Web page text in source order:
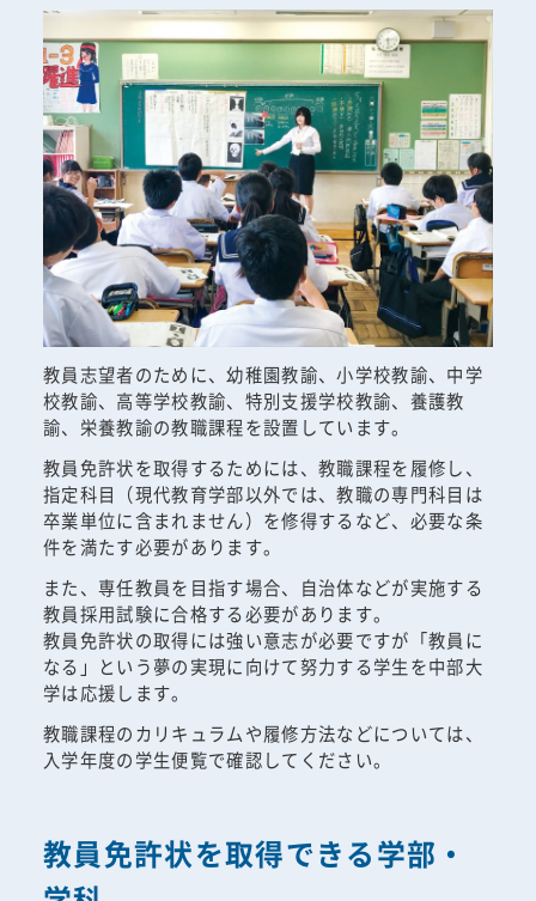
教員志望者のために、幼稚園教諭、小学校教諭、中学
校教諭、高等学校教諭、特別支援学校教諭、養護教
諭、栄養教諭の教職課程を設置しています。
教員免許状を取得するためには、教職課程を履修し、
指定科目（現代教育学部以外では、教職の専門科目は
卒業単位に含まれません）を修得するなど、必要な条
件を満たす必要があります。
また、専任教員を目指す場合、自治体などが実施する
教員採用試験に合格する必要があります。
教員免許状の取得には強い意志が必要ですが「教員に
なる」という夢の実現に向けて努力する学生を中部大
学は応援します。
教職課程のカリキュラムや履修方法などについては、
入学年度の学生便覧で確認してください。
教員免許状を取得できる学部・